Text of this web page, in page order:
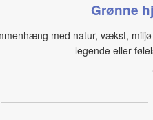
Grønne
med natur, vækst,
legende eller